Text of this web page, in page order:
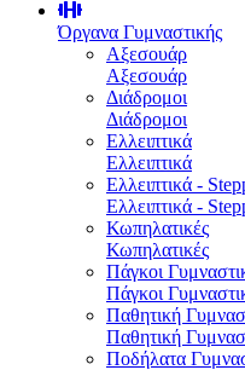
Όργανα Γυμναστικής
Αξεσουάρ
Αξεσουάρ
Διάδρομοι
Διάδρομοι
Ελλειπτικά
Ελλειπτικά
Ελλειπτικά -
Ελλειπτικά -
Κωπηλατικές
Κωπηλατικές
Πάγκοι
Πάγκοι
Παθητική
Παθητική
Ποδήλατα